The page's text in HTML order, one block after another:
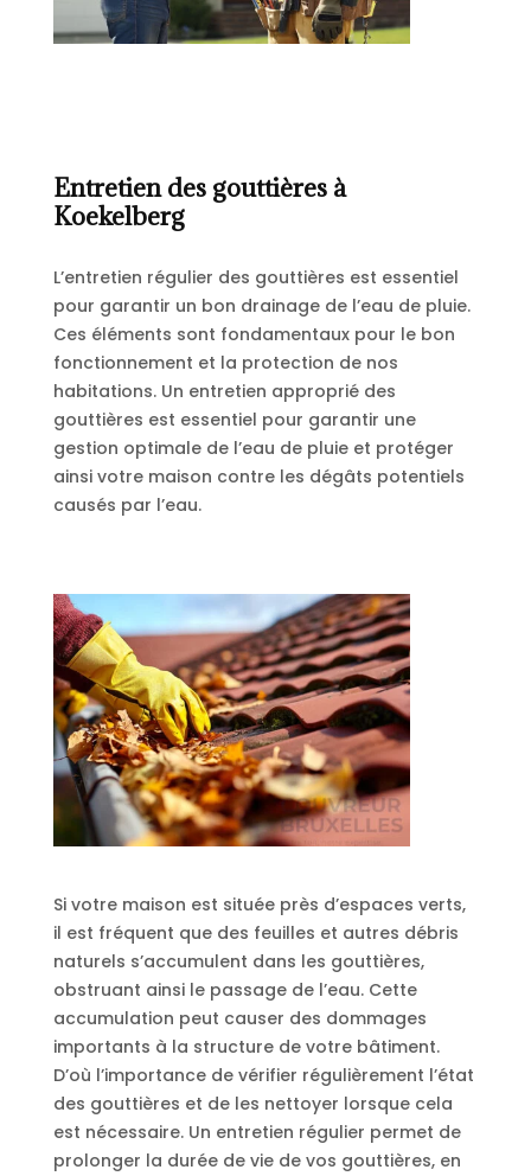
Entretien des gouttières à
Koekelberg
L’entretien régulier des gouttières est essentiel
pour garantir un bon drainage de l’eau de pluie.
Ces éléments sont fondamentaux pour le bon
fonctionnement et la protection de nos
habitations. Un entretien approprié des
gouttières est essentiel pour garantir une
gestion optimale de l’eau de pluie et protéger
ainsi votre maison contre les dégâts potentiels
causés par l’eau.
Si votre maison est située près d’espaces verts,
il est fréquent que des feuilles et autres débris
naturels s’accumulent dans les gouttières,
obstruant ainsi le passage de l’eau. Cette
accumulation peut causer des dommages
importants à la structure de votre bâtiment.
D’où l’importance de vérifier régulièrement l’état
des gouttières et de les nettoyer lorsque cela
est nécessaire. Un entretien régulier permet de
prolonger la durée de vie de vos gouttières, en